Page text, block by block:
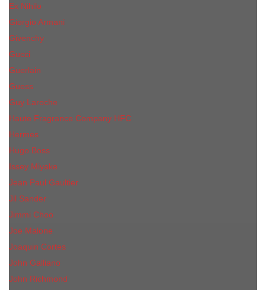
Ex Nihilo
Giorgio Armani
Givenchy
Gucci
Guerlain
Guess
Guy Laroche
Haute Fragrance Company HFC
Hermes
Hugo Boss
Issey Miyake
Jean Paul Gaultier
Jil Sander
Jimmi Choo
Jое Malоnе
Joaquin Cortes
John Galliano
John Richmond